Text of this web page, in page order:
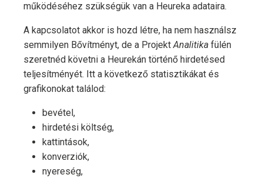
működéséhez szükségük van a Heureka adataira.
A kapcsolatot akkor is hozd létre, ha nem használsz
semmilyen Bővítményt, de a ProjektAnalitika fülén
szeretnéd követni a Heurekán történő hirdetésed
teljesítményét. Itt a következő statisztikákat és
grafikonokat találod:
bevétel,
hirdetési költség,
kattintások,
konverziók,
nyereség,